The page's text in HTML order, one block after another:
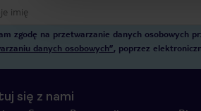
zgodę na przetwarzanie danych osobowych
danych osobowych”, poprzez
się z nami